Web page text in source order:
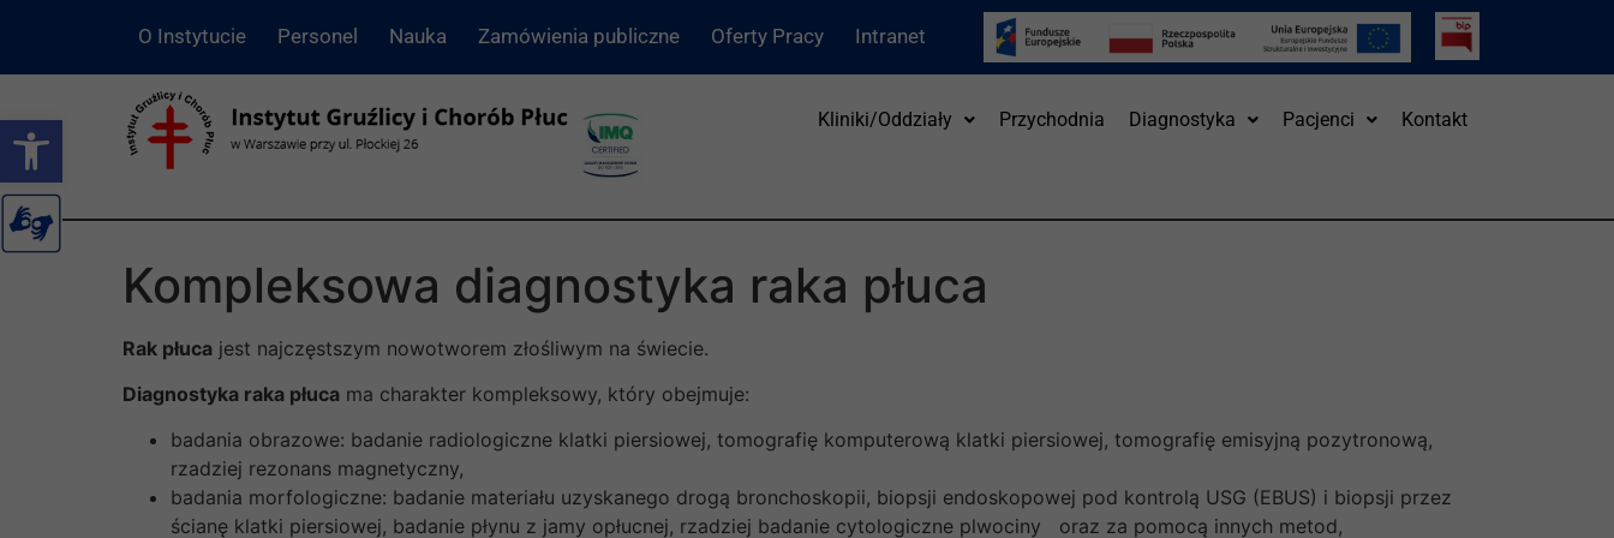
Otwórz pasek narzędzi
O Instytucie Personel Nauka Zamówienia publiczne Oferty Pracy Intranet
Kliniki/Oddziały Przychodnia Diagnostyka Pacjenci Kontakt
Kompleksowa diagnostyka raka płuca
Rak płuca jest najczęstszym nowotworem złośliwym na świecie.
Diagnostyka raka płuca ma charakter kompleksowy, który obejmuje:
badania obrazowe: badanie radiologiczne klatki piersiowej, tomografię komputerową klatki piersiowej, tomografię emisyjną pozytronową,
rzadziej rezonans magnetyczny,
badania morfologiczne: badanie materiału uzyskanego drogą bronchoskopii, biopsji endoskopowej pod kontrolą USG (EBUS) i biopsji przez
ścianę klatki piersiowej, badanie płynu z jamy opłucnej, rzadziej badanie cytologiczne plwociny oraz za pomocą innych metod,